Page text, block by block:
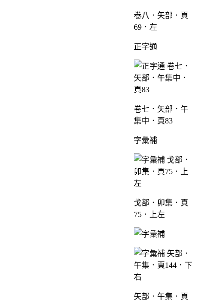
卷八．矢部．頁
69．左
正字通
卷七．矢部．午
集中．頁83
字彙補
戈部．卯集．頁
75．上左
矢部．午集．頁